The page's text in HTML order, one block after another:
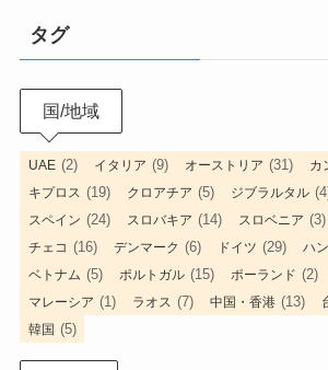
タグ
国/地域
UAE (2) イタリア (9) オーストリア (31) カ
キプロス (19) クロアチア (5) ジブラルタル
スペイン (24) スロバキア (14) スロベニア (3)
チェコ (16) デンマーク (6) ドイツ (29) ハ
ベトナム (5) ポルトガル (15) ポーランド (2)
マレーシア (1) ラオス (7) 中国・香港 (13)
韓国 (5)